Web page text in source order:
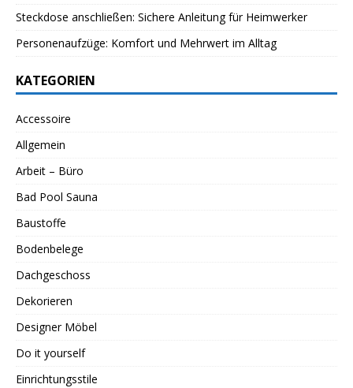
Steckdose anschließen: Sichere Anleitung für Heimwerker
Personenaufzüge: Komfort und Mehrwert im Alltag
KATEGORIEN
Accessoire
Allgemein
Arbeit – Büro
Bad Pool Sauna
Baustoffe
Bodenbelege
Dachgeschoss
Dekorieren
Designer Möbel
Do it yourself
Einrichtungsstile